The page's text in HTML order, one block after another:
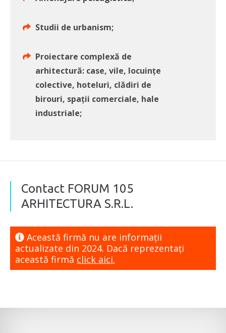
Studii de urbanism;
Proiectare complexă de
arhitectură: case, vile, locuințe
colective, hoteluri, clădiri de
birouri, spații comerciale, hale
industriale;
Contact FORUM 105
ARHITECTURA S.R.L.
Această firmă nu are informaţii
actualizate din 2024. Dacă reprezentaţi
această firmă click aici.